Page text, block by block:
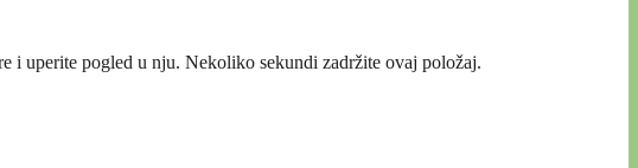
i uperite pogled u nju. Nekoliko sekundi zadržite ovaj položaj.